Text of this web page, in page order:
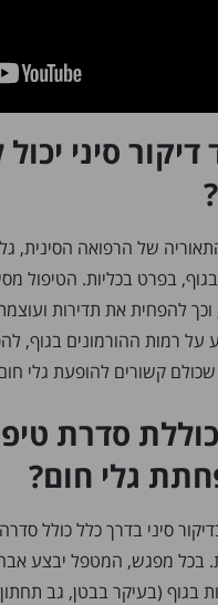
דיקור סיני
של הרפואה הסינית,
בגוף, בפרט בכליות. הטיפול
וכך להפחית את תדירות
על רמות ההורמונים בגוף,
שכולם קשורים להופעת גלי
סדרת
גלי חום?
סיני בדרך כלל כולל
בכל מפגש, המטפל יבצע
בגוף (בעיקר בבטן, גב